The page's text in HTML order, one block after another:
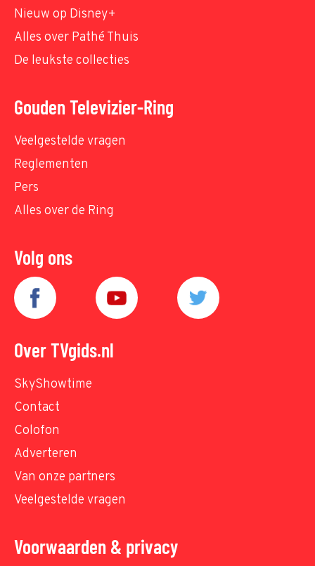
Nieuw op Disney+
Alles over Pathé Thuis
De leukste collecties
Gouden Televizier-Ring
Veelgestelde vragen
Reglementen
Pers
Alles over de Ring
Volg ons
Over TVgids.nl
SkyShowtime
Contact
Colofon
Adverteren
Van onze partners
Veelgestelde vragen
Voorwaarden & privacy